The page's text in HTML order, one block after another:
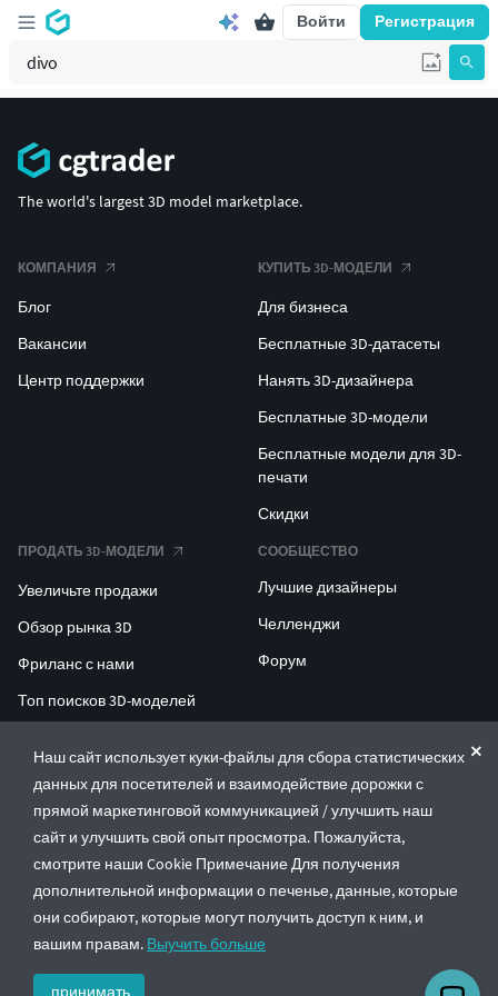
Войти Регистрация
Наш сайт использует куки-файлы для сбора статистических
данных для посетителей и взаимодействие дорожки с
прямой маркетинговой коммуникацией / улучшить наш
сайт и улучшить свой опыт просмотра. Пожалуйста,
смотрите наши Cookie Примечание Для получения
дополнительной информации о печенье, данные, которые
они собирают, которые могут получить доступ к ним, и
вашим правам. Выучить больше
принимать
The world's largest 3D model marketplace.
КОМПАНИЯ
Блог
Вакансии
Центр поддержки
КУПИТЬ 3D-МОДЕЛИ
Для бизнеса
Бесплатные 3D-датасеты
Нанять 3D-дизайнера
Бесплатные 3D-модели
Бесплатные модели для 3D-
печати
Скидки
ПРОДАТЬ 3D-МОДЕЛИ
Увеличьте продажи
Обзор рынка 3D
Фриланс с нами
Топ поисков 3D-моделей
СООБЩЕСТВО
Лучшие дизайнеры
Челленджи
Форум
ENTERPRISE 3D AT SCALE
© CGTrader 2011-2026
UAB CGTrader, Antakalnio st. 17, Vilnius, Lithuania
Правила и условияПолитика конфиденциальности
🇷🇺 Русский